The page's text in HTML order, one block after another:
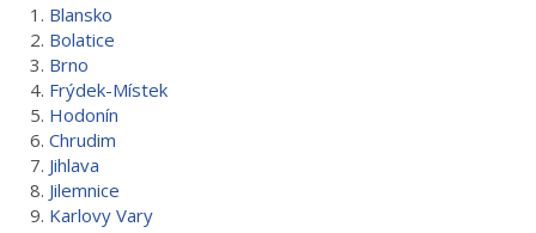
1. Blansko
2. Bolatice
3. Brno
4. Frýdek-Místek
5. Hodonín
6. Chrudim
7. Jihlava
8. Jilemnice
9. Karlovy Vary